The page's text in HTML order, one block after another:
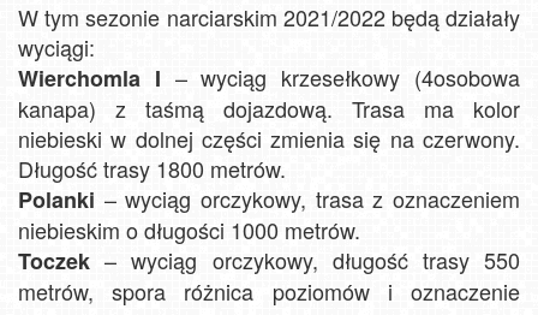
W tym sezonie narciarskim 2021/2022 będą działały
wyciągi:
Wierchomla I – wyciąg krzesełkowy (4osobowa
kanapa) z taśmą dojazdową. Trasa ma kolor
niebieski w dolnej części zmienia się na czerwony.
Długość trasy 1800 metrów.
Polanki – wyciąg orczykowy, trasa z oznaczeniem
niebieskim o długości 1000 metrów.
Toczek – wyciąg orczykowy, długość trasy 550
metrów, spora różnica poziomów i oznaczenie